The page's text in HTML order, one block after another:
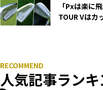
「Pxは楽に
TOUR Vはカ
人気記事ラン